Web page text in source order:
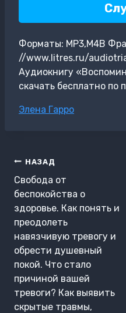
Форматы: MP3,M4B
//www.litres.ru/
Аудиокнигу
скачать бесплатно по
Метки
Элена Гарро
Навигация
по
записям
НАЗАД
Свобода от
беспокойства о
здоровье. Как понять и
преодолеть
навязчивую тревогу и
обрести душевный
покой. Что стало
причиной вашей
тревоги? Как выявить
скрытые травмы,